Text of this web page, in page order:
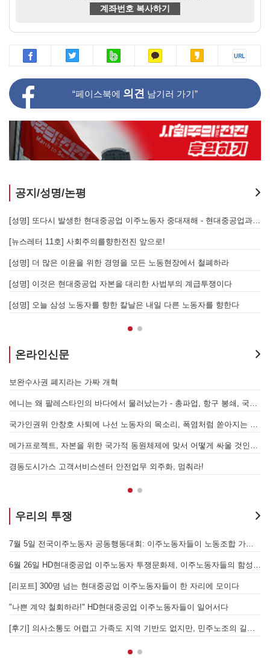
계좌번호 복사하기
“페이스북에 의견 남기러 가기”
공지/성명/논평
[뉴스레터 11호] 사회주의를향한전진 앞으로!
[성명] 더 많은 이윤을 위한 경영을 모든 노동현장에서 철폐하라
[성명] 이것은 현대중공업 자본을 대리한 사법부의 계급투쟁이다
[성명] 오늘 삼성 노동자를 향한 칼날은 내일 다른 노동자를 향한다
온라인신문
보완수사권 폐지라는 가짜 개혁
경동도시가스 고객서비스센터 안전업무 외주화, 멈춰라!
우리의 투쟁
[리포트] 300명 넘는 현대중공업 이주노동자들이 한 자리에 모이다
"나쁜 계약 철회하라!" HD현대중공업 이주노동자들이 일어서다